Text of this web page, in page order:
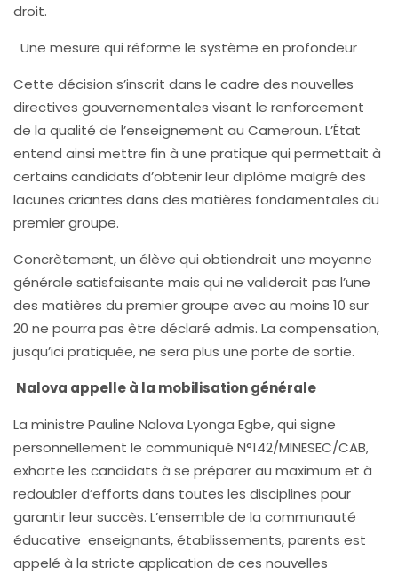
droit.
Une mesure qui réforme le système en profondeur
Cette décision s’inscrit dans le cadre des nouvelles
directives gouvernementales visant le renforcement
de la qualité de l’enseignement au Cameroun. L’État
entend ainsi mettre fin à une pratique qui permettait à
certains candidats d’obtenir leur diplôme malgré des
lacunes criantes dans des matières fondamentales du
premier groupe.
Concrètement, un élève qui obtiendrait une moyenne
générale satisfaisante mais qui ne validerait pas l’une
des matières du premier groupe avec au moins 10 sur
20 ne pourra pas être déclaré admis. La compensation,
jusqu’ici pratiquée, ne sera plus une porte de sortie.
Nalova appelle à la mobilisation générale
La ministre Pauline Nalova Lyonga Egbe, qui signe
personnellement le communiqué N°142/MINESEC/CAB,
exhorte les candidats à se préparer au maximum et à
redoubler d’efforts dans toutes les disciplines pour
garantir leur succès. L’ensemble de la communauté
éducative enseignants, établissements, parents est
appelé à la stricte application de ces nouvelles